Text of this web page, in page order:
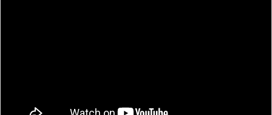
・ブログをはじめてみたいので作り方
すめ 故障やウイルスの感染などのト